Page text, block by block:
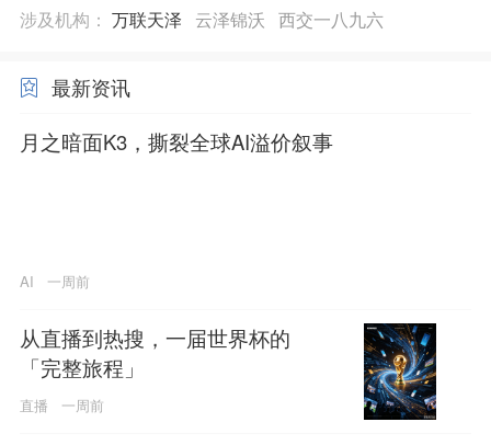
涉及机构： 万联天泽 云泽锦沃 西交一八九六
最新资讯
月之暗面K3，撕裂全球AI溢价叙事
AI 一周前
从直播到热搜，一届世界杯的
「完整旅程」
直播 一周前